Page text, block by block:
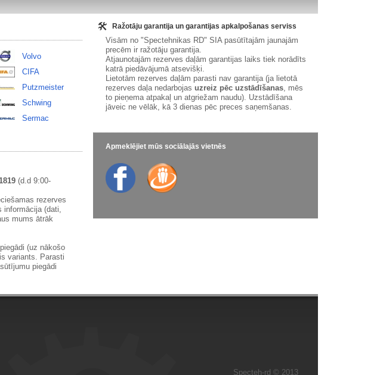
Volvo
CIFA
Putzmeister
Schwing
Sermac
(d.d 9:00-
rezerves
informācija (dati,
mums ātrāk
(uz nākošo
variants. Parasti
piegādi
Ražotāju garantija un garantijas apkalpošanas serviss
Visām no "Spectehnikas RD" SIA pasūtītajām jaunajām
precēm ir ražotāju garantija.
Atjaunotajām rezerves daļām garantijas laiks tiek norādīts
katrā piedāvājumā atsevišķi.
Lietotām rezerves daļām parasti nav garantija (ja lietotā
rezerves daļa nedarbojas uzreiz pēc uzstādīšanas, mēs
to pieņema atpakaļ un atgriežam naudu). Uzstādīšana
jāveic ne vēlāk, kā 3 dienas pēc preces saņemšanas.
Apmeklējiet mūs sociālajās vietnēs
Specteh-rd © 2013